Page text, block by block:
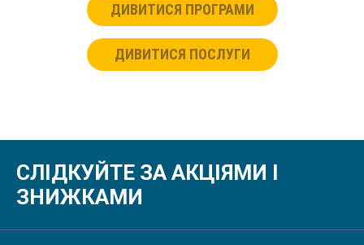
ДИВИТИСЯ ПРОГРАМИ
ДИВИТИСЯ ПОСЛУГИ
СЛІДКУЙТЕ ЗА АКЦІЯМИ І
ЗНИЖКАМИ